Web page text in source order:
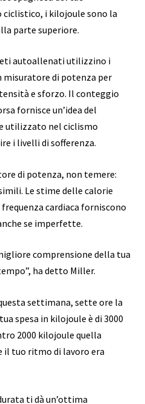
i kilojoule sono la
parte superiore.
autoallenati utilizzino i
misuratore di potenza per
e sforzo. Il conteggio
fornisce un’idea del
utilizzato nel ciclismo
i livelli di sofferenza.
di potenza, non temere:
Le stime delle calorie
cardiaca forniscono
se imperfette.
comprensione della tua
ha detto Miller.
settimana, sette ore la
spesa in kilojoule è di 3000
2000 kilojoule quella
il tuo ritmo di lavoro era
ti dà un’ottima